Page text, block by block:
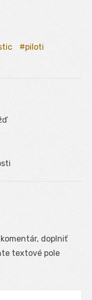
piloti
doplniť
textové pole